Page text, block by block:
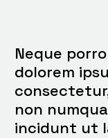
Neque
dolorem
non
incidunt ut